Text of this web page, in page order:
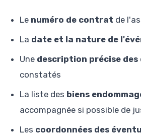
Le numéro de contrat de
La date et la nature de
Une description précise des
constatés
La liste des biens
accompagnée si possible de
Les coordonnées des